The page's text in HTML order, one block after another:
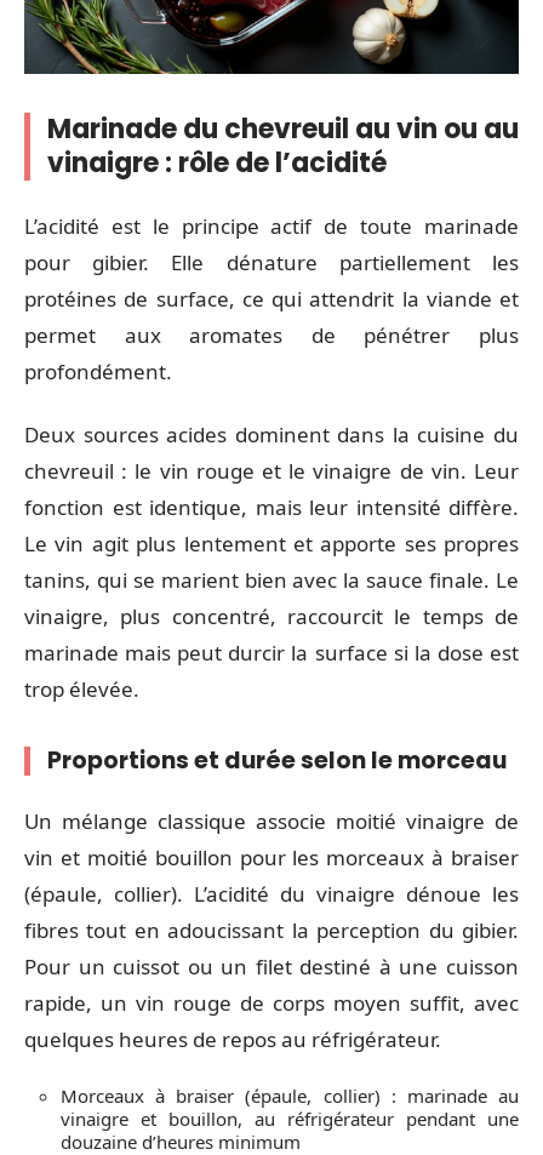
Marinade du chevreuil au vin ou au
vinaigre : rôle de l’acidité
L’acidité est le principe actif de toute marinade
pour gibier. Elle dénature partiellement les
protéines de surface, ce qui attendrit la viande et
permet aux aromates de pénétrer plus
profondément.
Deux sources acides dominent dans la cuisine du
chevreuil : le vin rouge et le vinaigre de vin. Leur
fonction est identique, mais leur intensité diffère.
Le vin agit plus lentement et apporte ses propres
tanins, qui se marient bien avec la sauce finale. Le
vinaigre, plus concentré, raccourcit le temps de
marinade mais peut durcir la surface si la dose est
trop élevée.
Proportions et durée selon le morceau
Un mélange classique associe moitié vinaigre de
vin et moitié bouillon pour les morceaux à braiser
(épaule, collier). L’acidité du vinaigre dénoue les
fibres tout en adoucissant la perception du gibier.
Pour un cuissot ou un filet destiné à une cuisson
rapide, un vin rouge de corps moyen suffit, avec
quelques heures de repos au réfrigérateur.
Morceaux à braiser (épaule, collier) : marinade au
vinaigre et bouillon, au réfrigérateur pendant une
douzaine d’heures minimum